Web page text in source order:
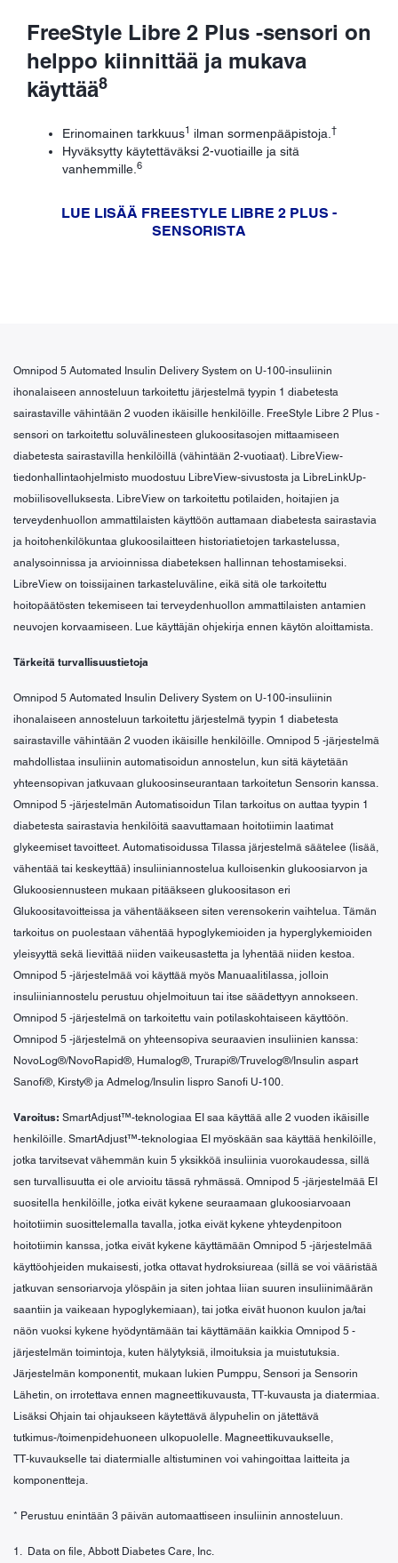
FreeStyle Libre 2 Plus -sensori on
helppo kiinnittää ja mukava
käyttää8
Erinomainen tarkkuus1 ilman sormenpääpistoja. †
Hyväksytty käytettäväksi 2-vuotiaille ja sitä
vanhemmille. 6
LUE LISÄÄ FREESTYLE LIBRE 2 PLUS -
SENSORISTA
Omnipod 5 Automated Insulin Delivery System on U‑100-insuliinin
ihonalaiseen annosteluun tarkoitettu järjestelmä tyypin 1 diabetesta
sairastaville vähintään 2 vuoden ikäisille henkilöille. FreeStyle Libre 2 Plus -
sensori on tarkoitettu soluvälinesteen glukoositasojen mittaamiseen
diabetesta sairastavilla henkilöillä (vähintään 2-vuotiaat). LibreView-
tiedonhallintaohjelmisto muodostuu LibreView-sivustosta ja LibreLinkUp-
mobiilisovelluksesta. LibreView on tarkoitettu potilaiden, hoitajien ja
terveydenhuollon ammattilaisten käyttöön auttamaan diabetesta sairastavia
ja hoitohenkilökuntaa glukoosilaitteen historiatietojen tarkastelussa,
analysoinnissa ja arvioinnissa diabeteksen hallinnan tehostamiseksi.
LibreView on toissijainen tarkasteluväline, eikä sitä ole tarkoitettu
hoitopäätösten tekemiseen tai terveydenhuollon ammattilaisten antamien
neuvojen korvaamiseen. Lue käyttäjän ohjekirja ennen käytön aloittamista.
Tärkeitä turvallisuustietoja
Omnipod 5 Automated Insulin Delivery System on U‑100-insuliinin
ihonalaiseen annosteluun tarkoitettu järjestelmä tyypin 1 diabetesta
sairastaville vähintään 2 vuoden ikäisille henkilöille. Omnipod 5 -järjestelmä
mahdollistaa insuliinin automatisoidun annostelun, kun sitä käytetään
yhteensopivan jatkuvaan glukoosinseurantaan tarkoitetun Sensorin kanssa.
Omnipod 5 -järjestelmän Automatisoidun Tilan tarkoitus on auttaa tyypin 1
diabetesta sairastavia henkilöitä saavuttamaan hoitotiimin laatimat
glykeemiset tavoitteet. Automatisoidussa Tilassa järjestelmä säätelee (lisää,
vähentää tai keskeyttää) insuliiniannostelua kulloisenkin glukoosiarvon ja
Glukoosiennusteen mukaan pitääkseen glukoositason eri
Glukoositavoitteissa ja vähentääkseen siten verensokerin vaihtelua. Tämän
tarkoitus on puolestaan vähentää hypoglykemioiden ja hyperglykemioiden
yleisyyttä sekä lievittää niiden vaikeusastetta ja lyhentää niiden kestoa.
Omnipod 5 -järjestelmää voi käyttää myös Manuaalitilassa, jolloin
insuliiniannostelu perustuu ohjelmoituun tai itse säädettyyn annokseen.
Omnipod 5 -järjestelmä on tarkoitettu vain potilaskohtaiseen käyttöön.
Omnipod 5 -järjestelmä on yhteensopiva seuraavien insuliinien kanssa:
NovoLog®/NovoRapid®, Humalog®, Trurapi®/Truvelog®/Insulin aspart
Sanoﬁ®, Kirsty® ja Admelog/Insulin lispro Sanoﬁ U-100.
Varoitus: SmartAdjust™-teknologiaa EI saa käyttää alle 2 vuoden ikäisille
henkilöille. SmartAdjust™-teknologiaa EI myöskään saa käyttää henkilöille,
jotka tarvitsevat vähemmän kuin 5 yksikköä insuliinia vuorokaudessa, sillä
sen turvallisuutta ei ole arvioitu tässä ryhmässä. Omnipod 5 -järjestelmää EI
suositella henkilöille, jotka eivät kykene seuraamaan glukoosiarvoaan
hoitotiimin suosittelemalla tavalla, jotka eivät kykene yhteydenpitoon
hoitotiimin kanssa, jotka eivät kykene käyttämään Omnipod 5 -järjestelmää
käyttöohjeiden mukaisesti, jotka ottavat hydroksiureaa (sillä se voi vääristää
jatkuvan sensoriarvoja ylöspäin ja siten johtaa liian suuren insuliinimäärän
saantiin ja vaikeaan hypoglykemiaan), tai jotka eivät huonon kuulon ja/tai
näön vuoksi kykene hyödyntämään tai käyttämään kaikkia Omnipod 5 -
järjestelmän toimintoja, kuten hälytyksiä, ilmoituksia ja muistutuksia.
Järjestelmän komponentit, mukaan lukien Pumppu, Sensori ja Sensorin
Lähetin, on irrotettava ennen magneettikuvausta, TT‑kuvausta ja diatermiaa.
Lisäksi Ohjain tai ohjaukseen käytettävä älypuhelin on jätettävä
tutkimus-/toimenpidehuoneen ulkopuolelle. Magneettikuvaukselle,
TT‑kuvaukselle tai diatermialle altistuminen voi vahingoittaa laitteita ja
komponentteja.
* Perustuu enintään 3 päivän automaattiseen insuliinin annosteluun.
1. Data on file, Abbott Diabetes Care, Inc.